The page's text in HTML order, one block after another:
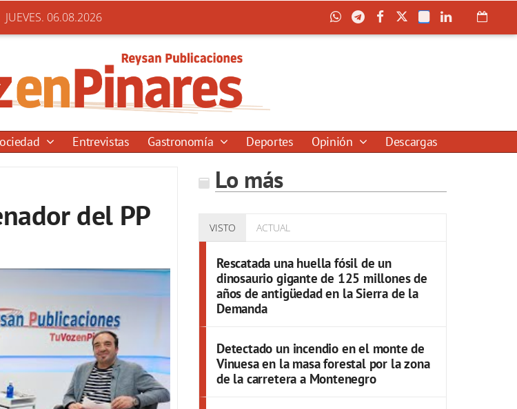
JUEVES. 06.08.2026
Entrevistas Gastronomía Deportes Opinión Descargas
del PP
Lo más
VISTO ACTUAL
Rescatada una huella fósil de un
dinosaurio gigante de 125 millones de
años de antigüedad en la Sierra de la
Demanda
Detectado un incendio en el monte de
Vinuesa en la masa forestal por la zona
de la carretera a Montenegro